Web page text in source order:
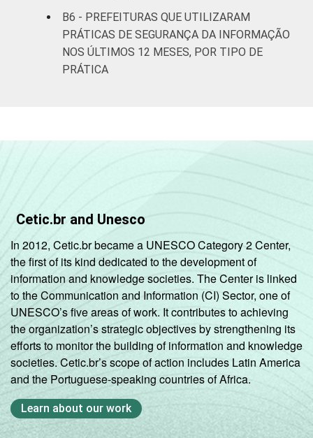
B6 - PREFEITURAS QUE UTILIZARAM
PRÁTICAS DE SEGURANÇA DA INFORMAÇÃO
NOS ÚLTIMOS 12 MESES, POR TIPO DE
PRÁTICA
Cetic.br and Unesco
In 2012, Cetic.br became a UNESCO Category 2 Center,
the first of its kind dedicated to the development of
information and knowledge societies. The Center is linked
to the Communication and Information (CI) Sector, one of
UNESCO’s five areas of work. It contributes to achieving
the organization’s strategic objectives by strengthening its
efforts to monitor the building of information and knowledge
societies. Cetic.br’s scope of action includes Latin America
and the Portuguese-speaking countries of Africa.
Learn about our work